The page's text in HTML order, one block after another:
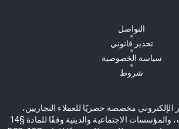
التواصل
تحذير قانوني
سياسة الخصوصية
شروط
مخصصة حصريًا للعملاء التجاريين،
والسلطات، والجمعيات، والمؤسسات الاجتماعية والدينية وفقًا للمادة §14